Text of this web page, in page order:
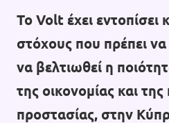
Το Volt έχει εντοπίσει
στόχους που πρέπει να
να βελτιωθεί η
της οικονομίας και
προστασίας, στην